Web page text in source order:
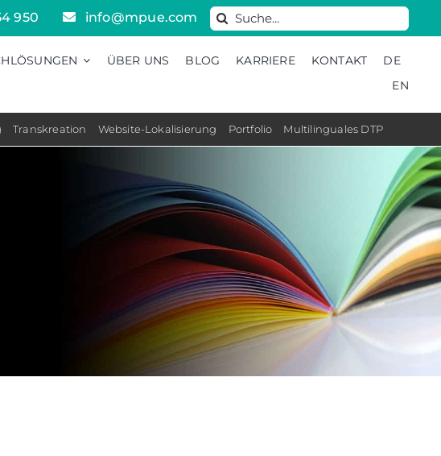
950 info@mpue.com
Search
for:
ÜBER UNS BLOG KARRIERE KONTAKT
DE
EN
Transkreation Website-Lokalisierung Portfolio Multilinguales DTP